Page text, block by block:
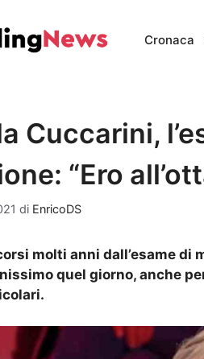
Cronaca
Cuccarini,
“Ero
di EnricoDS
molti anni dall’esame
quel giorno, anche